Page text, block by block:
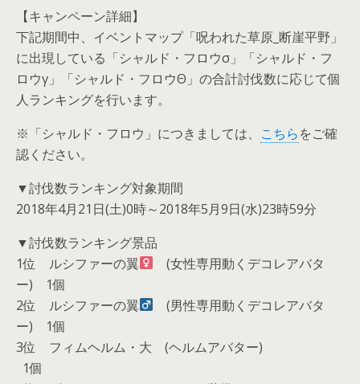
【キャンペーン詳細】
下記期間中、イベントマップ「呪われた草原_断崖平野」
に出現している「シャルド・フロウσ」「シャルド・フ
ロウγ」「シャルド・フロウΘ」の合計討伐数に応じて個
人ランキングを行います。
※「シャルド・フロウ」につきましては、 こちらをご確
認ください。
▼討伐数ランキング対象期間
2018年4月21日(土)0時～2018年5月9日(水)23時59分
▼討伐数ランキング景品
1位 ルシファーの翼
(女性専用動くデコレアバタ
ー) 1個
2位 ルシファーの翼
(男性専用動くデコレアバタ
ー) 1個
3位 フィムヘルム・大 (ヘルムアバター)
1個